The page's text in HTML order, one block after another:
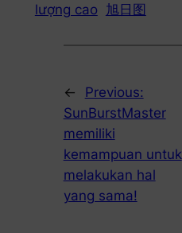
lượng cao 旭日图
←
Previous:
SunBurstMaster
memiliki
kemampuan untuk
melakukan hal
yang sama!